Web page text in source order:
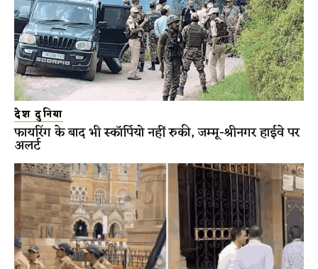
देश दुनिया
फायरिंग के बाद भी स्कॉर्पियो नहीं रुकी, जम्मू-श्रीनगर हाईवे पर
अलर्ट